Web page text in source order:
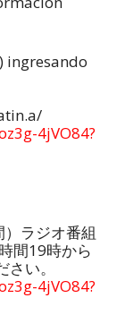
ingresando
4jVO84?
ラジオ番組
間19時から
い。
4jVO84?